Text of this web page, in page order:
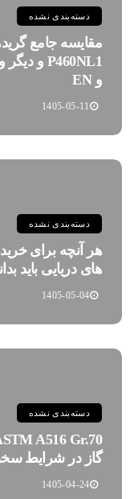
دسته‌بندی نشده
و EN
1405-05-11
دسته‌بندی نشده
های دریایی باید
1405-05-04
دسته‌بندی نشده
گاز در شرایط
1405-04-24